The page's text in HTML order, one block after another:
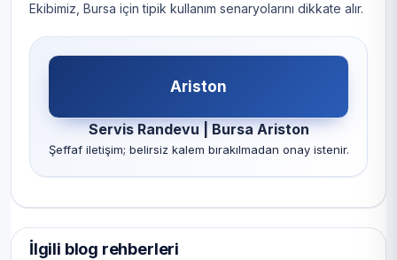
Ekibimiz, Bursa için tipik kullanım senaryolarını dikkate alır.
Ariston
Servis Randevu | Bursa Ariston
Şeffaf iletişim; belirsiz kalem bırakılmadan onay istenir.
İlgili blog rehberleri